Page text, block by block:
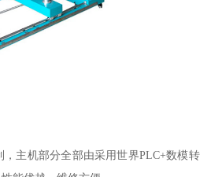
主机部分全部由采用世界PLC+数模转